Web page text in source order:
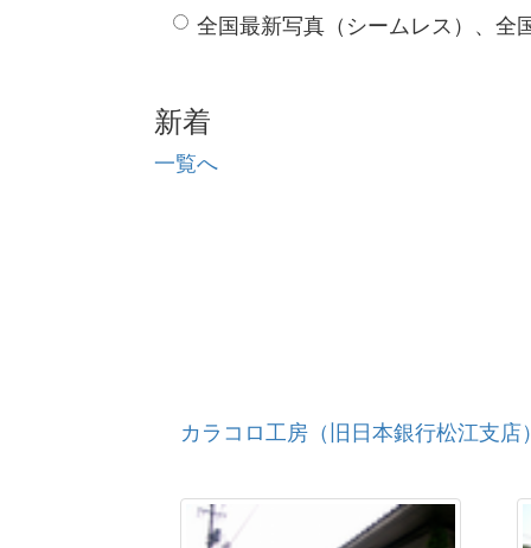
全国最新写真（シームレス）、全
新着
一覧へ
カラコロ工房（旧日本銀行松江支店